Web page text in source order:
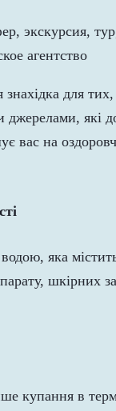
для
джерелами,
вас на
яка
шкірних
купання в